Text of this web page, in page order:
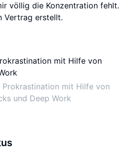
völlig die Konzentration fehlt.
Vertrag erstellt.
mit Hilfe von
und Deep Work